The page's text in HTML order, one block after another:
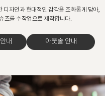
디자인과 현대적인 감각을 조화롭게 담아,
즈를 수작업으로 제작합니다.
내 아웃솔 안내